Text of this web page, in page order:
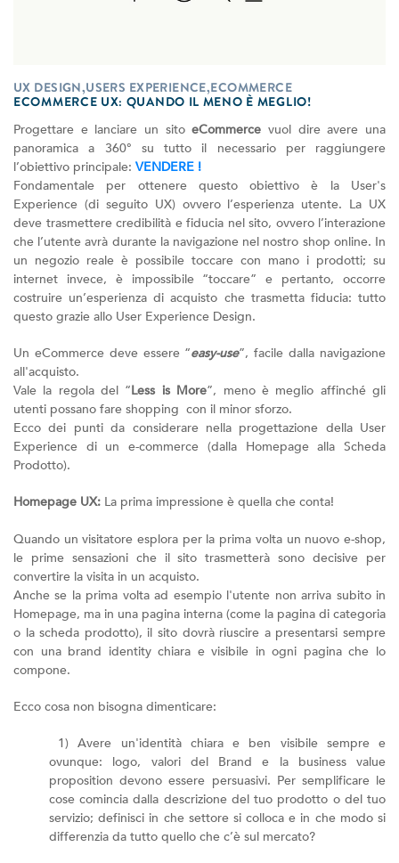
UX DESIGN,USERS EXPERIENCE,ECOMMERCE
ECOMMERCE UX: QUANDO IL MENO È MEGLIO!
Progettare e lanciare un sitoeCommerce vuol dire avere una
panoramica a 360° su tutto il necessario per raggiungere
l’obiettivo principale: VENDERE !
Fondamentale per ottenere questo obiettivo è la User's
Experience (di seguito UX) ovvero l’esperienza utente. La UX
deve trasmettere credibilità e fiducia nel sito, ovvero l’interazione
che l’utente avrà durante la navigazione nel nostro shop online. In
un negozio reale è possibile toccare con mano i prodotti; su
internet invece, è impossibile “toccare” e pertanto, occorre
costruire un’esperienza di acquisto che trasmetta fiducia: tutto
questo grazie allo User Experience Design.
Un eCommerce deve essere “easy-use”, facile dalla navigazione
all'acquisto.
Vale la regola del “Less is More”, meno è meglio affinché gli
utenti possano fare shopping con il minor sforzo.
Ecco dei punti da considerare nella progettazione della User
Experience di un e-commerce (dalla Homepage alla Scheda
Prodotto).
Homepage UX: La prima impressione è quella che conta!
Quando un visitatore esplora per la prima volta un nuovo e-shop,
le prime sensazioni che il sito trasmetterà sono decisive per
convertire la visita in un acquisto.
Anche se la prima volta ad esempio l'utente non arriva subito in
Homepage, ma in una pagina interna (come la pagina di categoria
o la scheda prodotto), il sito dovrà riuscire a presentarsi sempre
con una brand identity chiara e visibile in ogni pagina che lo
compone.
Ecco cosa non bisogna dimenticare:
1) Avere un'identità chiara e ben visibile sempre e
ovunque: logo, valori del Brand e la business value
proposition devono essere persuasivi. Per semplificare le
cose comincia dalla descrizione del tuo prodotto o del tuo
servizio; definisci in che settore si colloca e in che modo si
differenzia da tutto quello che c’è sul mercato?